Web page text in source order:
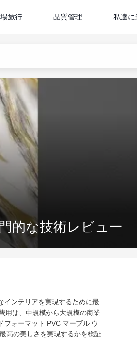
旅行 品質管理 私達に
的な技術レビュー
インテリアを実現するために最
用は、中規模から大規模の商業
フォーマット PVC マーブル ウ
高の美しさを実現するかを検証